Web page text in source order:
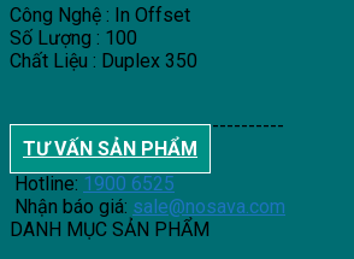
Công Nghệ : In Offset
Số Lượng : 100
Chất Liệu : Duplex 350
--------------------------------------
TƯ VẤN SẢN PHẨM
Hotline: 1900 6525
Nhận báo giá: sale@nosava.com
DANH MỤC SẢN PHẨM